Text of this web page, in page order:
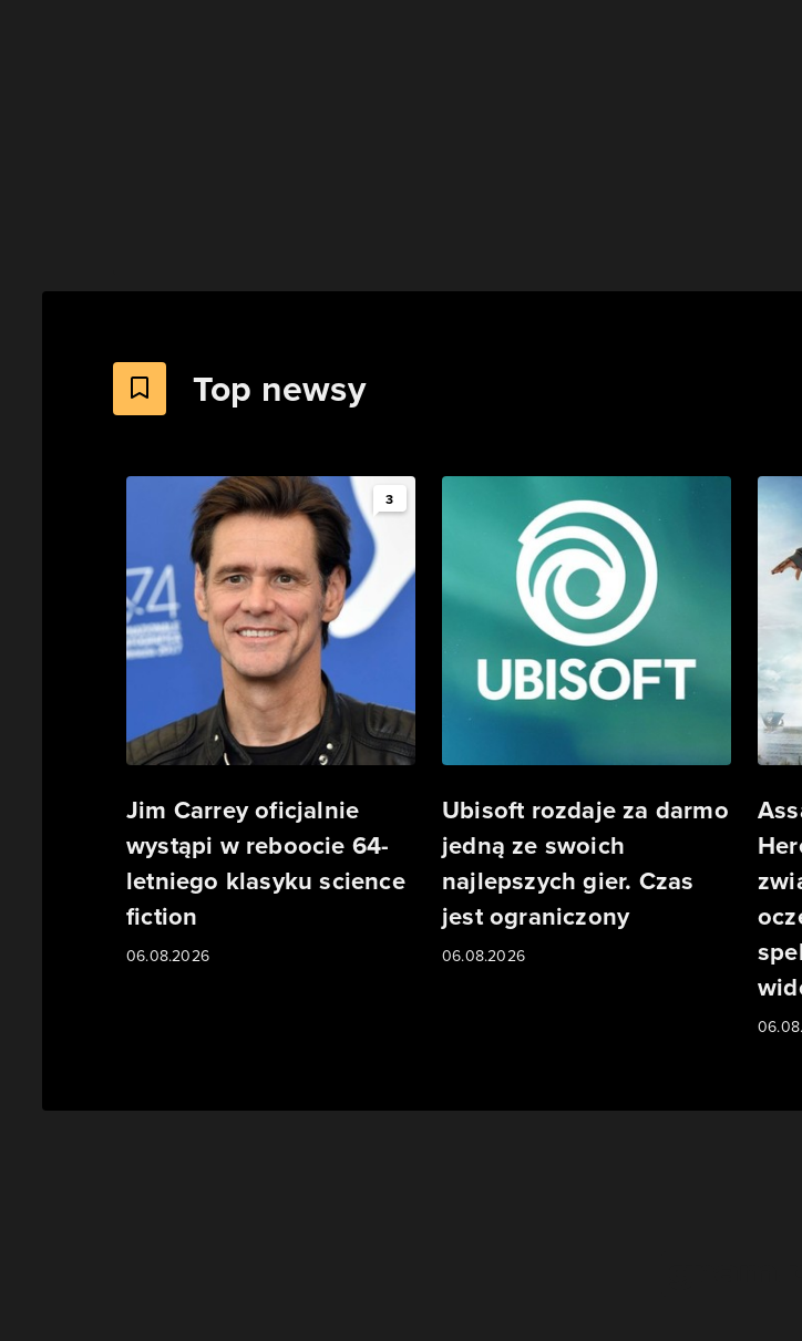
Top newsy
3
Jim Carrey oficjalnie
wystąpi w reboocie 64-
letniego klasyku science
fiction
06.08.2026
Ubisoft rozdaje za darmo
jedną ze swoich
najlepszych gier. Czas
jest ograniczony
06.08.2026